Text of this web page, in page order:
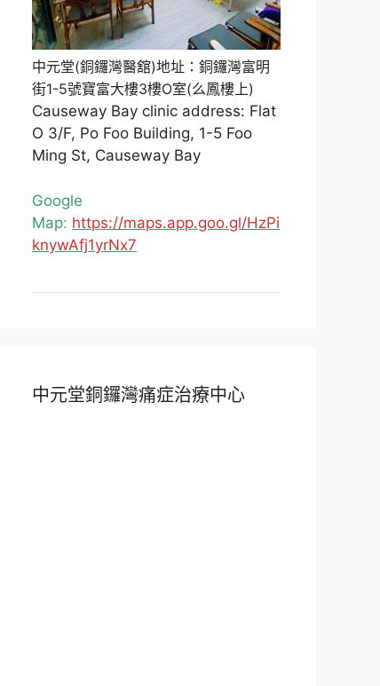
中元堂(銅鑼灣醫舘)地址：銅鑼灣富明
街1-5號寶富大樓3樓O室(么鳳樓上)
Causeway Bay clinic address: Flat
O 3/F, Po Foo Building, 1-5 Foo
Ming St, Causeway Bay
Google
Map: https://maps.app.goo.gl/HzPi
knywAfj1yrNx7
中元堂銅鑼灣痛症治療中心